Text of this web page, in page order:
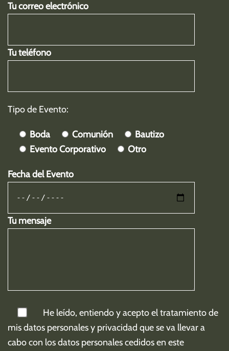
Tu correo electrónico
Tu teléfono
Tipo de Evento:
Boda Comunión
Bautizo
Evento Corporativo
Otro
Fecha del Evento
Tu mensaje
He leído, entiendo y acepto el tratamiento de
misdatos personales y privacidad que se va llevar a
cabo con los datos personales cedidos en este